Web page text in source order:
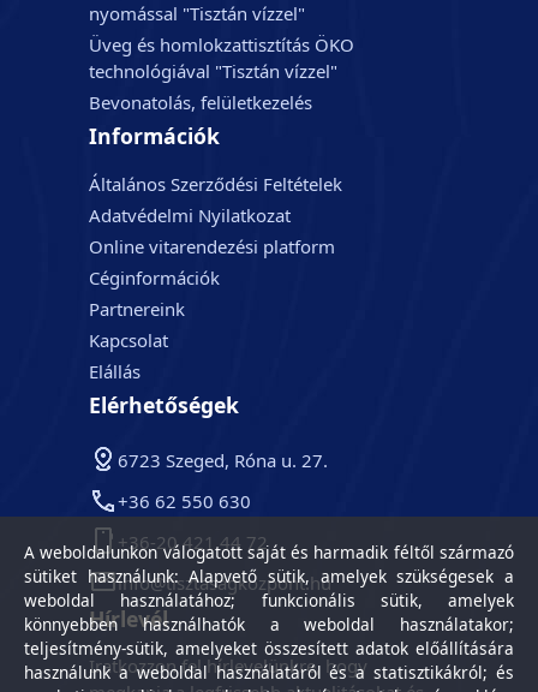
nyomással "Tisztán vízzel"
Üveg és homlokzattisztítás ÖKO
technológiával "Tisztán vízzel"
Bevonatolás, felületkezelés
Információk
Általános Szerződési Feltételek
Adatvédelmi Nyilatkozat
Online vitarendezési platform
Céginformációk
Partnereink
Kapcsolat
Elállás
Elérhetőségek
6723 Szeged, Róna u. 27.
+36 62 550 630
+36-20 421 44 72
info@tisztasagkozpont.hu
Hírlevél
Iratkozzon fel hírlevelünkre, hogy
A weboldalunkon válogatott saját és harmadik féltől származó
sütiket használunk: Alapvető sütik, amelyek szükségesek a
weboldal használatához; funkcionális sütik, amelyek
könnyebben használhatók a weboldal használatakor;
teljesítmény-sütik, amelyeket összesített adatok előállítására
használunk a weboldal használatáról és a statisztikákról; és